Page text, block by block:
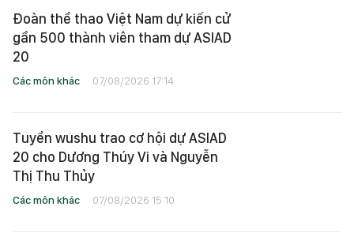
Đoàn thể thao Việt Nam dự kiến cử
gần 500 thành viên tham dự ASIAD
20
Các môn khác 07/08/2026 17:14
Tuyển wushu trao cơ hội dự ASIAD
20 cho Dương Thúy Vi và Nguyễn
Thị Thu Thủy
Các môn khác 07/08/2026 15:10